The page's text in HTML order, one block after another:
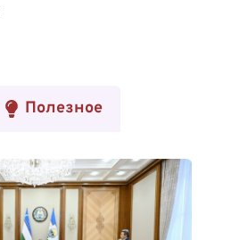
Полезное